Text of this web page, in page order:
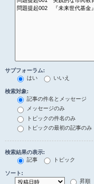
サブフォーラム:
はい
いいえ
検索対象:
記事の件名とメッセージ
メッセージのみ
トピックの件名のみ
トピックの最初の記事のみ
検索結果の表示:
記事
トピック
ソート:
昇順